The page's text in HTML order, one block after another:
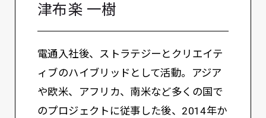
津布楽 一樹
電通入社後、ストラテジーとクリエイテ
ィブのハイブリッドとして活動。アジア
や欧米、アフリカ、南米など多くの国で
のプロジェクトに従事した後、2014年か